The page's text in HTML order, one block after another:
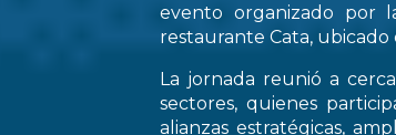
evento organizado por
restaurante Cata, ubicado
La jornada reunió a
sectores, quienes
alianzas estratégicas,